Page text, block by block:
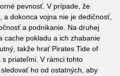
pevnosť. V prípade, že
dokonca vojna nie je dedičnosť,
a podnikanie. Na druhej
cache pokladu a ich zhabanie
takže hrať Pirates Tide of
priateľmi. V rámci tohto
ho od ostatných, aby